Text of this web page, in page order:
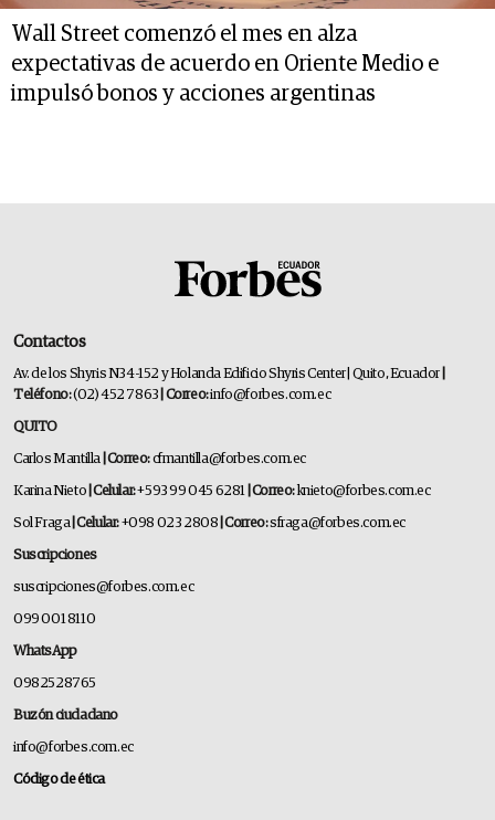
Wall Street comenzó el mes en alza
expectativas de acuerdo en Oriente Medio e
impulsó bonos y acciones argentinas
Contactos
Av. de los Shyris N34-152 y Holanda Edificio Shyris Center | Quito, Ecuador
Teléfono:(02) 452 7863 | Correo:info@forbes.com.ec
QUITO
Carlos Mantilla | Correo:cfmantilla@forbes.com.ec
Karina Nieto | Celular:+593 99 045 6281 | Correo:knieto@forbes.com.ec
Sol Fraga| Celular:+098 023 2808 | Correo:sfraga@forbes.com.ec
Suscripciones
suscripciones@forbes.com.ec
099 001 8110
WhatsApp
0982528765
Buzón ciudadano
info@forbes.com.ec
Código de ética